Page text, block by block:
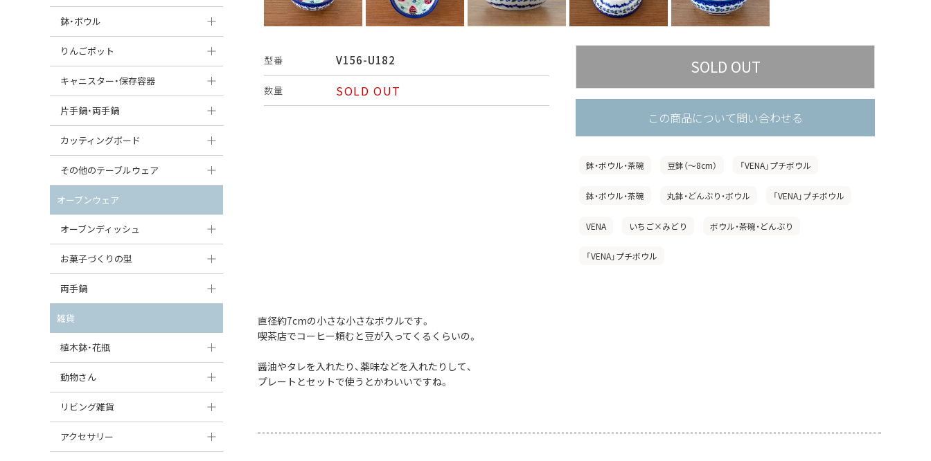
型番 V156-U182
数量
SOLD OUT
この商品について問い合わせる
鉢・ボウル・茶碗 豆鉢（〜8cm） 「VENA」プチボウル
鉢・ボウル・茶碗 丸鉢・どんぶり・ボウル 「VENA」プチボウル
VENA いちご×みどり ボウル・茶碗・どんぶり
「VENA」プチボウル
直径約7cmの小さな小さなボウルです。
喫茶店でコーヒー頼むと豆が入ってくるくらいの。
醤油やタレを入れたり、薬味などを入れたりして、
プレートとセットで使うとかわいいですね。
コーヒードリッパー
すべて見る
大皿（24cm〜）
中皿（18〜24cm）
丸皿
スープ皿
ダルマプレート
たまご型プレート
ハート型プレート
変形プレート
分割ディッシュ
すべて見る
鉢・ボウル
大鉢（21cm〜）
中鉢（16〜21cm）
丸鉢・どんぶり・ボウル
茶碗
オーバルボウル
ハートボウル
葉っぱ型ボウル
りんご型ボウル
いちご型ボウル
星型ボウル
スープカップ
りんごポット
りんごポット
りんごポット小
キャニスター・保存容器
キャニスター
つぼ
ガーリックポット
オニオンキャニスター
ガーリックキャニスター
チーズケース
バターディッシュ
六角形ポット
ボトル
すべて見る
片手鍋・両手鍋
ソースパン（片手鍋）
スープチュリーン
カッティングボード
角型カッティングボード
丸型カッティングボード
すべて見る
その他のテーブルウェア
調味料入れ
グレイヴィーボート
エッグカップ
ケーキスタンド
カトラリー
はしおき・カトラリーレスト
オーブンウェア
オーブンディッシュ
大型（24cm〜）
中型（18〜24cm）
スクエアオーブンディッシュ
オーバルオーブンディッシュ
すべて見る
お菓子づくりの型
パウンド型
マフィン型
すべて見る
両手鍋
チュリーン
キャセロール
すべて見る
雑貨
植木鉢・花瓶
植木鉢
花瓶
動物さん
フィギュア・置物
貯金箱
リビング雑貨
スツール
アクセサリー